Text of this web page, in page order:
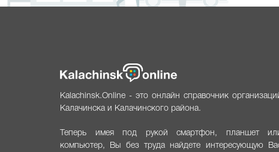
Kalachinsk.Online - это онлайн справочник
Калачинска и Калачинского района.
Теперь имея под рукой смартфон, планшет
компьютер, Вы без труда найдете интересующую